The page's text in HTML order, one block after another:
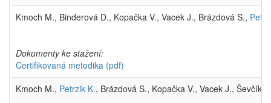
Kmoch M., Binderová D., Kopačka V., Vacek J., Brázdová S.,
Dokumenty ke stažení:
Certifikovaná metodika (pdf)
Kmoch M., Petrzik K., Brázdová S., Kopačka V., Vacek J.,